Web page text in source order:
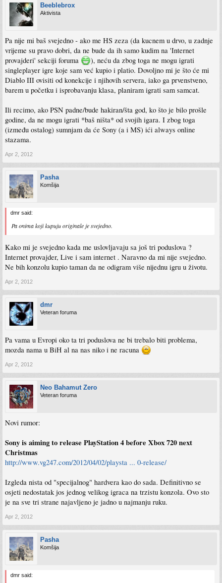
Beeblebrox
Aktivista
Pa nije mi baš svejedno - ako me HS zeza (da kucnem u drvo, u zadnje
vrijeme su pravo dobri, da ne bude da ih samo kudim na 'Internet
provajderi' sekciji foruma
), neću da zbog toga ne mogu igrati
singleplayer igre koje sam već kupio i platio. Dovoljno mi je što će mi
Diablo III ovisiti od konekcije i njihovih servera, iako ga prvenstveno,
barem u početku i isprobavanju klasa, planiram igrati sam samcat.
Ili recimo, ako PSN padne/bude hakiran/šta god, ko što je bilo prošle
godine, da ne mogu igrati *baš ništa* od svojih igara. I zbog toga
(između ostalog) sumnjam da će Sony (a i MS) ići always online
stazama.
Apr 2, 2012
Pasha
Komšija
dmr said:
Pa onima koji kupuju originale je svejedno.
Kako mi je svejedno kada me uslovljavaju sa još tri poduslova ?
Internet provajder, Live i sam internet . Naravno da mi nije svejedno.
Ne bih konzolu kupio taman da ne odigram više nijednu igru u životu.
Apr 2, 2012
dmr
Veteran foruma
Pa vama u Evropi oko ta tri poduslova ne bi trebalo biti problema,
mozda nama u BiH al na nas niko i ne racuna
Apr 2, 2012
Neo Bahamut Zero
Veteran foruma
Novi rumor:
Sony is aiming to release PlayStation 4 before Xbox 720 next
Christmas
http://www.vg247.com/2012/04/02/playsta ... 0-release/
Izgleda nista od "specijalnog" hardvera kao do sada. Definitivno se
osjeti nedostatak jos jednog velikog igraca na trzistu konzola. Ovo sto
je na sve tri strane najavljeno je jadno u najmanju ruku.
Apr 2, 2012
Pasha
Komšija
dmr said: